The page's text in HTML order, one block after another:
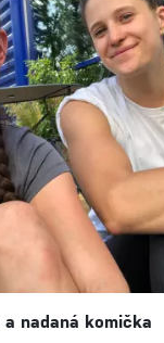
a nadaná komička